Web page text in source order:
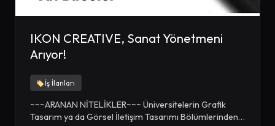
IKON CREATIVE, Sanat Yönetmeni
Arıyor!
İş İlanları
~~~ARANAN NİTELİKLER~~~ Üniversitelerin Grafik
Tasarım ya da Görsel İletişim Tasarımı Bölümlerinden